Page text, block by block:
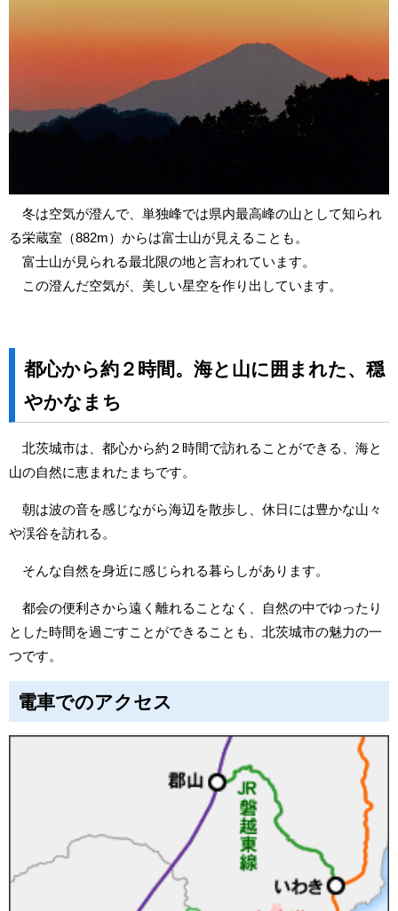
冬は空気が澄んで、単独峰では県内最高峰の山として知られ
る栄蔵室（882m）からは富士山が見えることも。
富士山が見られる最北限の地と言われています。
この澄んだ空気が、美しい星空を作り出しています。
都心から約２時間。海と山に囲まれた、穏
やかなまち
北茨城市は、都心から約２時間で訪れることができる、海と
山の自然に恵まれたまちです。
朝は波の音を感じながら海辺を散歩し、休日には豊かな山々
や渓谷を訪れる。
そんな自然を身近に感じられる暮らしがあります。
都会の便利さから遠く離れることなく、自然の中でゆったり
とした時間を過ごすことができることも、北茨城市の魅力の一
つです。
電車でのアクセス